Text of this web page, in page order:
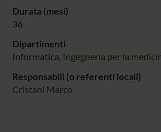
Durata (mesi)
36
Dipartimenti
Informatica, Ingegneria per la
Responsabili (o referenti locali)
Cristani Marco